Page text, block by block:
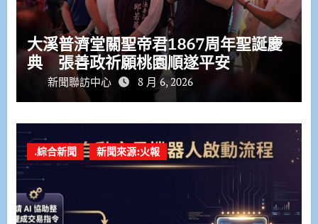
大溪普濟堂關聖帝君1867周年聖誕慶
典 張善政祈願桃園順遂平安
新聞聯訪中心 8 月 6, 2026
.綜合新聞 新聞來源:火報